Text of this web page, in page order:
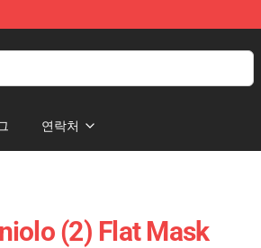
연락처
(2) Flat Mask